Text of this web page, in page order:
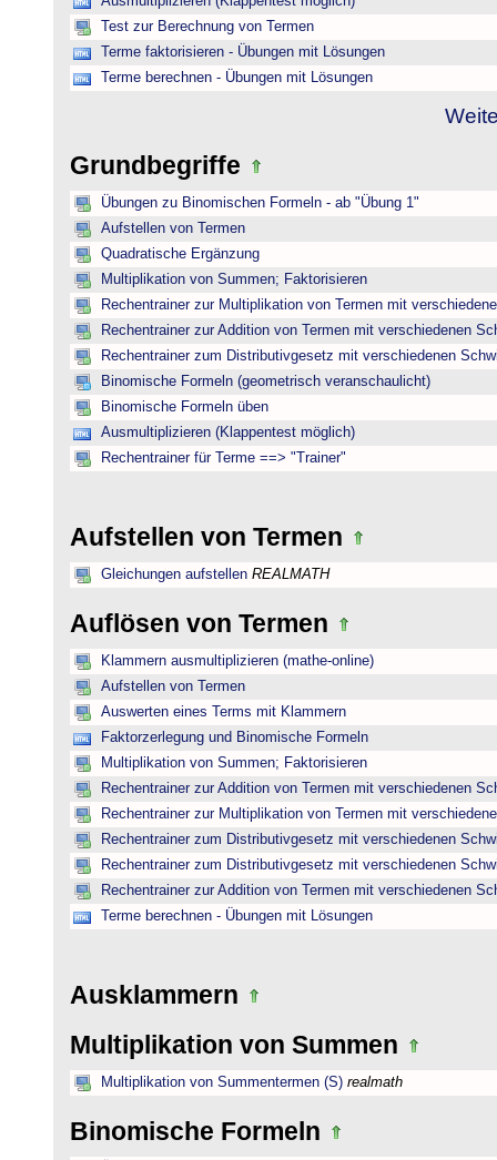
Test zur Berechnung von Termen
Terme faktorisieren - Übungen mit Lösungen
Terme berechnen - Übungen mit Lösungen
Grundbegriffe
Übungen zu Binomischen Formeln - ab "Übung 1"
Aufstellen von Termen
Quadratische Ergänzung
Multiplikation von Summen; Faktorisieren
Rechentrainer zur Multiplikation von Termen mit
Rechentrainer zur Addition von Termen mit verschiedenen
Rechentrainer zum Distributivgesetz mit verschiedenen
Binomische Formeln (geometrisch veranschaulicht)
Binomische Formeln üben
Ausmultiplizieren (Klappentest möglich)
Rechentrainer für Terme ==> "Trainer"
Aufstellen von Termen
Gleichungen aufstellen REALMATH
Auflösen von Termen
Klammern ausmultiplizieren (mathe-online)
Aufstellen von Termen
Auswerten eines Terms mit Klammern
Faktorzerlegung und Binomische Formeln
Multiplikation von Summen; Faktorisieren
Rechentrainer zur Addition von Termen mit verschiedenen
Rechentrainer zur Multiplikation von Termen mit
Rechentrainer zum Distributivgesetz mit verschiedenen
Rechentrainer zum Distributivgesetz mit verschiedenen
Rechentrainer zur Addition von Termen mit verschiedenen
Terme berechnen - Übungen mit Lösungen
Ausklammern
Multiplikation von Summen
Multiplikation von Summentermen (S) realmath
Binomische Formeln